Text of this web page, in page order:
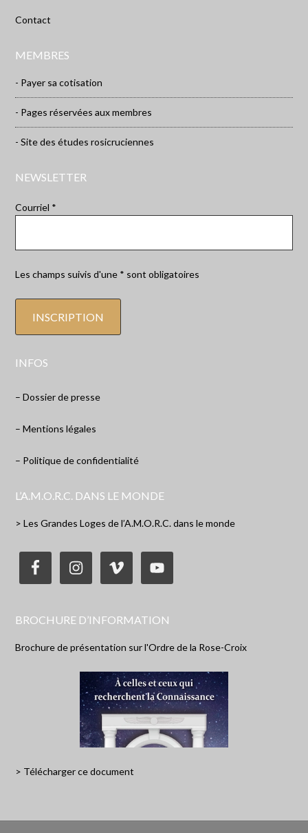
Contact
MEMBRES
- Payer sa cotisation
- Pages réservées aux membres
- Site des études rosicruciennes
NEWSLETTER
Courriel *
Les champs suivis d'une * sont obligatoires
INFOS
– Dossier de presse
– Mentions légales
– Politique de confidentialité
L’A.M.O.R.C. DANS LE MONDE
> Les Grandes Loges de l’A.M.O.R.C. dans le monde
BROCHURE D’INFORMATION
Brochure de présentation sur l'Ordre de la Rose-Croix
> Télécharger ce document